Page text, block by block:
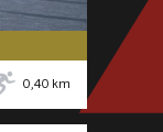
0,40 km